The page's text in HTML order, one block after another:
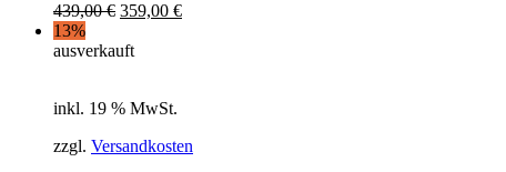
439,00€ 359,00 €
13%
ausverkauft
inkl. 19 % MwSt.
zzgl. Versandkosten